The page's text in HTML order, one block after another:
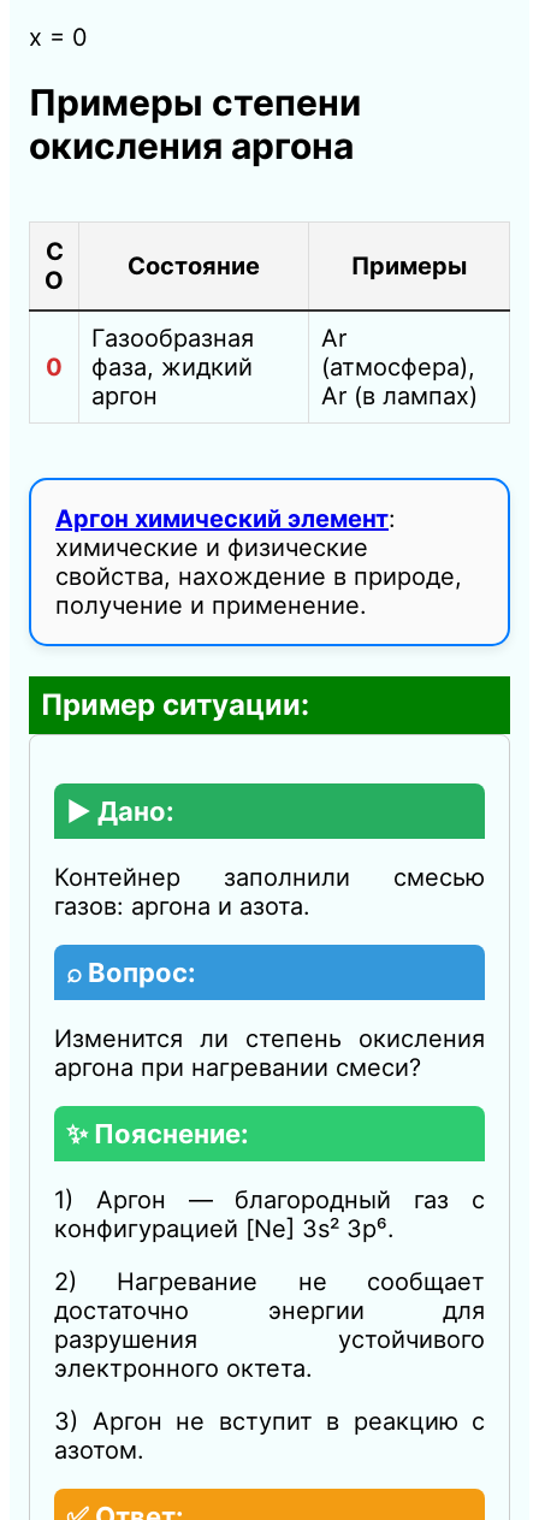
x = 0
Примеры степени
окисления аргона
С
О
Состояние Примеры
0
Газообразная
фаза, жидкий
аргон
Ar
(атмосфера),
Ar (в лампах)
Аргон химический элемент:
химические и физические
свойства, нахождение в природе,
получение и применение.
Пример ситуации:
▶️ Дано:
Контейнер заполнили смесью
газов: аргона и азота.
⌕ Вопрос:
Изменится ли степень окисления
аргона при нагревании смеси?
✨ Пояснение:
1) Аргон — благородный газ с
конфигурацией [Ne] 3s² 3p⁶.
2) Нагревание не сообщает
достаточно энергии для
разрушения устойчивого
электронного октета.
3) Аргон не вступит в реакцию с
азотом.